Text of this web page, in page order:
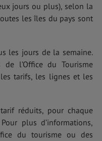
jours ou plus), selon la
les îles du pays sont
les jours de la semaine.
de l’Office du Tourisme
tarifs, les lignes et les
réduits, pour chaque
plus d’informations,
du tourisme ou des